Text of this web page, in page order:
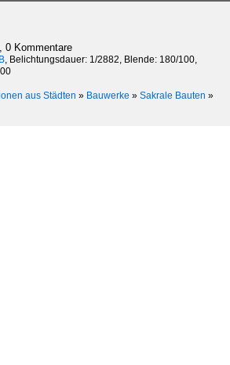
0 Kommentare
, Belichtungsdauer: 1/2882, Blende: 180/100,
aus Städten » Bauwerke » Sakrale Bauten »